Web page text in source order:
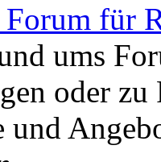
für
ums
oder
und